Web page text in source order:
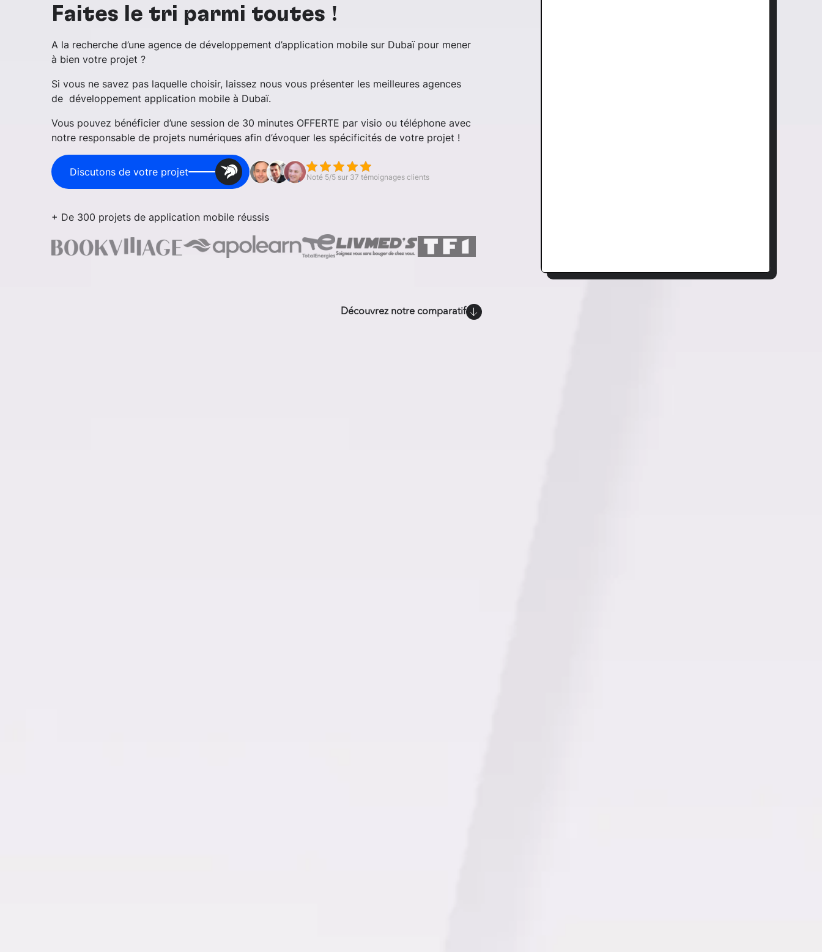
Faites le tri parmi toutes !
A la recherche d’une agence de développement d’application mobile sur Dubaï pour mener
à bien votre projet ?
Si vous ne savez pas laquelle choisir, laissez nous vous présenter les meilleures agences
de développement application mobile à Dubaï.
Vous pouvez bénéficier d’une session de 30 minutes OFFERTE par visio ou téléphone avec
notre responsable de projets numériques afin d’évoquer les spécificités de votre projet !
Discutons de votre projet Noté 5/5 sur 37 témoignages clients
+ De 300 projets de application mobile réussis
Découvrez notre comparatif